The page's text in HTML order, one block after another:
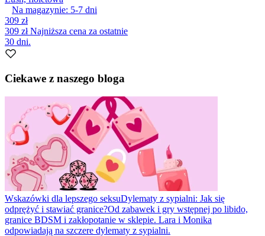
Na magazynie: 5-7 dni
309 zł
309 złNajniższa cena za ostatnie
30 dni.
Ciekawe z naszego bloga
Wskazówki dla lepszego seksuDylematy z sypialni: Jak się
odprężyć i stawiać granice?Od zabawek i gry wstępnej po libido,
granice BDSM i zakłopotanie w sklepie. Lara i Monika
odpowiadają na szczere dylematy z sypialni.